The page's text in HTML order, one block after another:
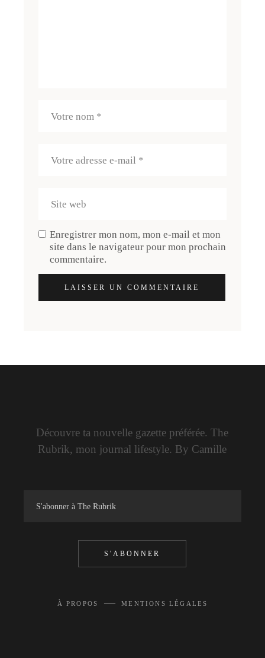
Enregistrer mon nom, mon e-mail et mon
site dans le navigateur pour mon prochain
commentaire.
LAISSER UN COMMENTAIRE
Découvre ta nouvelle gazette préférée. The
Rubrik, mon journal lifestyle. By Camille
S'ABONNER
À PROPOS — MENTIONS LÉGALES